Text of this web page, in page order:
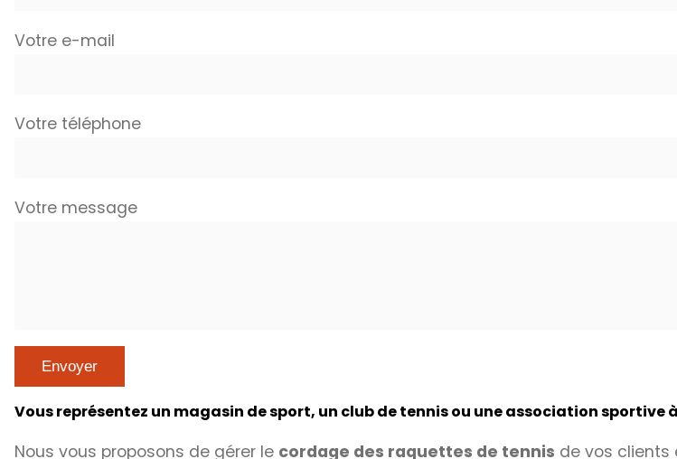
Votre e-mail
Votre téléphone
Votre message
Vous représentez un magasin de sport, un club de tennis ou une association sportive
Nous vous proposons de gérer le cordage des raquettes de tennis de vos clients